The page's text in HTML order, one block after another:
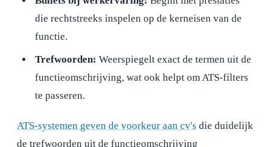
die rechtstreeks inspelen op de kerneisen van de
functie.
Trefwoorden: Weerspiegelt exact de termen uit de
functieomschrijving, wat ook helpt om ATS-filters
te passeren.
ATS-systemen geven de voorkeur aan cv's die duidelijk
de trefwoorden uit de functieomschrijving